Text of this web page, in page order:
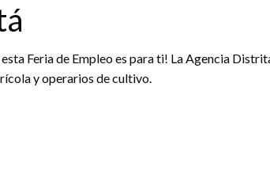
Feria de Empleo es para ti! La Agencia
y operarios de cultivo.